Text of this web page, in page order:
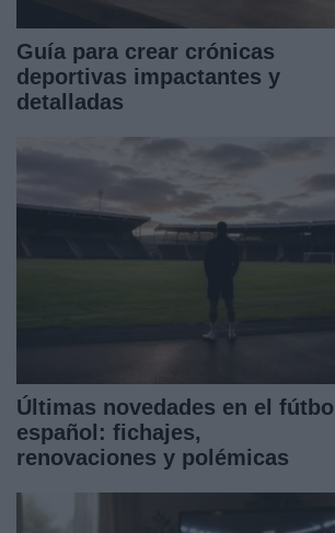
Guía para crear crónicas
deportivas impactantes y
detalladas
Últimas novedades en el fútbol
español: fichajes,
renovaciones y polémicas